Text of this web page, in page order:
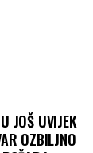
JOŠ UVIJEK
OZBILJNO